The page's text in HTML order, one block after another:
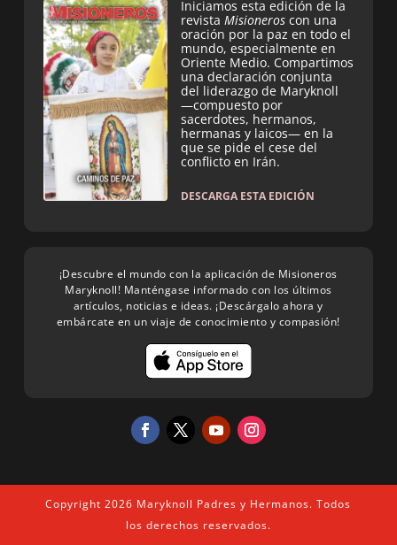
Iniciamos esta edición de la
revista Misioneros con una
oración por la paz en todo el
mundo, especialmente en
Oriente Medio. Compartimos
una declaración conjunta
del liderazgo de Maryknoll
—compuesto por
sacerdotes, hermanos,
hermanas y laicos— en la
que se pide el cese del
conflicto en Irán.
DESCARGA ESTA EDICIÓN
¡Descubre el mundo con la aplicación de Misioneros
Maryknoll! Manténgase informado con los últimos
artículos, noticias e ideas. ¡Descárgalo ahora y
embárcate en un viaje de conocimiento y compasión!
Copyright 2026 Maryknoll Padres y Hermanos. Todos
los derechos reservados.